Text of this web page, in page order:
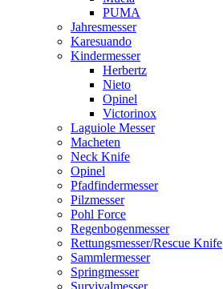
PUMA
Jahresmesser
Karesuando
Kindermesser
Herbertz
Nieto
Opinel
Victorinox
Laguiole Messer
Macheten
Neck Knife
Opinel
Pfadfindermesser
Pilzmesser
Pohl Force
Regenbogenmesser
Rettungsmesser/Rescue Knife
Sammlermesser
Springmesser
Survivalmesser